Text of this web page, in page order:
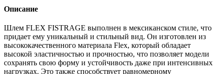
стиле
FISTRAGE
синий
Описание
Шлем FLEX FISTRAGE выполнен в мексиканском стиле, что
придает ему уникальный и стильный вид. Он изготовлен из
высококачественного материала Flex, который обладает
высокой эластичностью и прочностью, что позволяет модели
сохранять свою форму и устойчивость даже при интенсивных
нагрузках. Это также способствует равномерному